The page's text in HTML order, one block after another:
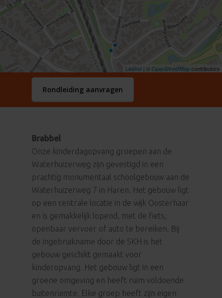
Leaflet | ©OpenStreetMapcontributors
Rondleiding aanvragen
Brabbel
Onze kinderdagopvang groepen aan de
Waterhuizerweg zijn gevestigd in een
prachtig monumentaal schoolgebouw aan de
Waterhuizerweg 7 in Haren. Het gebouw ligt
op een centrale locatie in de wijk Oosterhaar
en is gemakkelijk lopend, met de fiets,
openbaar vervoer of auto te bereiken. Bij
de ingebruikname door de SKH is het
gebouw geschikt gemaakt voor
kinderopvang. Het gebouw ligt in een
groene omgeving en heeft ruim voldoende
buitenruimte. Elke groep heeft zijn eigen